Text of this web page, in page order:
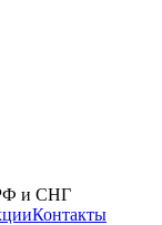
и СНГ
Контакты